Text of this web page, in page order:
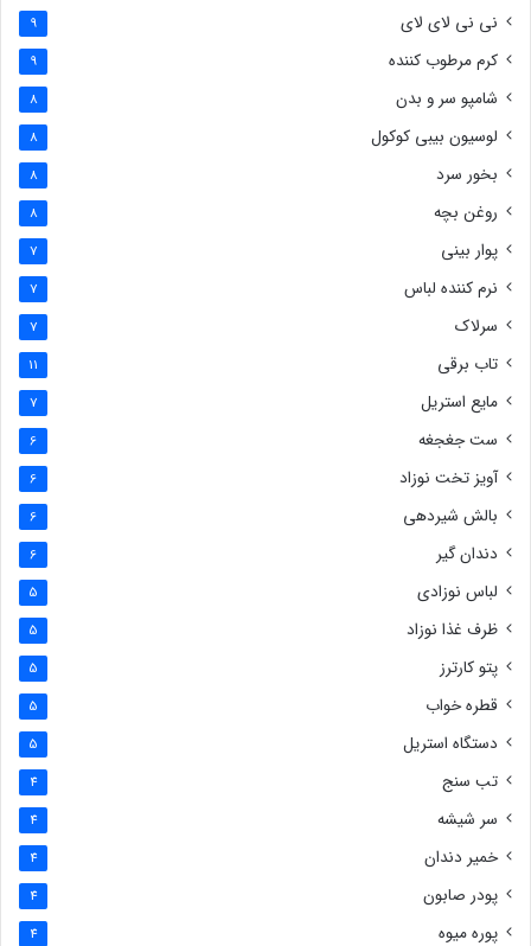
نی نی لای لای 9
کرم مرطوب کننده 9
شامپو سر و بدن 8
لوسیون بیبی کوکول 8
بخور سرد 8
روغن بچه 8
پوار بینی 7
نرم کننده لباس 7
سرلاک 7
تاب برقی 11
مایع استریل 7
ست جغجغه 6
آویز تخت نوزاد 6
بالش شیردهی 6
دندان گیر 6
لباس نوزادی 5
ظرف غذا نوزاد 5
پتو کارترز 5
قطره خواب 5
دستگاه استریل 5
تب سنج 4
سر شیشه 4
خمیر دندان 4
پودر صابون 4
پوره میوه 4